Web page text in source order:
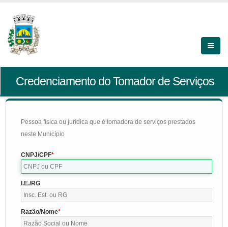
Credenciamento do Tomador de Serviços
Pessoa física ou jurídica que é tomadora de serviços prestados
neste Município
CNPJ/CPF
I.E./RG
Razão/Nome